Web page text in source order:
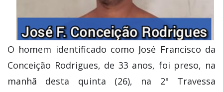
O homem identificado como José Francisco da
Conceição Rodrigues, de 33 anos, foi preso, na
manhã desta quinta (26), na 2ª Travessa